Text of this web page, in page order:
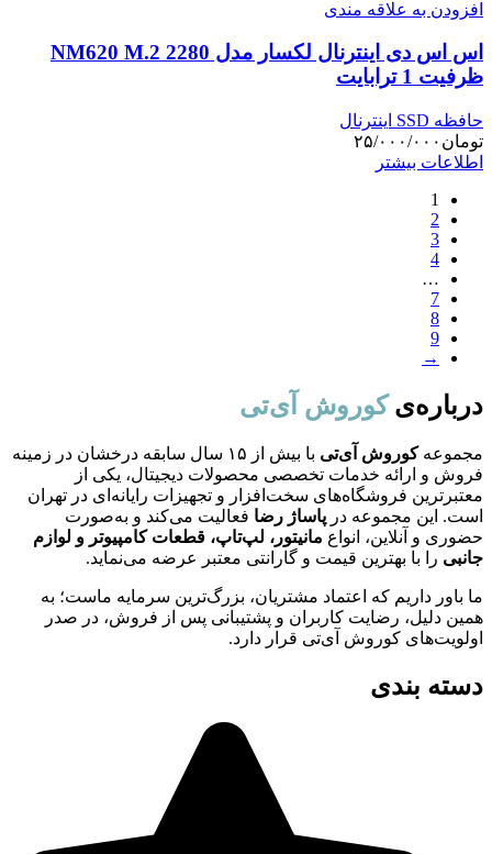
افزودن به علاقه مندی
اس اس دی اینترنال لکسار مدل NM620 M.2 2280
ظرفیت 1 ترابایت
حافظه SSD اینترنال
تومان ۲۵/۰۰۰/۰۰۰
اطلاعات بیشتر
1
2
3
4
…
7
8
9
→
درباره‌یکوروش آی‌تی
مجموعهکوروش آی‌تی
با بیش از ۱۵ سال سابقه درخشان در زمینه
فروش و ارائه خدمات تخصصی محصولات دیجیتال، یکی از
معتبرترین فروشگاه‌های سخت‌افزار و تجهیزات رایانه‌ای در تهران
است. این مجموعه در پاساژ رضا فعالیت می‌کند و به‌صورت
حضوری و آنلاین، انواع مانیتور، لپ‌تاپ، قطعات کامپیوتر و لوازم
جانبی را با بهترین قیمت و گارانتی معتبر عرضه می‌نماید.
ما باور داریم که اعتماد مشتریان، بزرگ‌ترین سرمایه ماست؛ به
همین دلیل، رضایت کاربران و پشتیبانی پس از فروش، در صدر
اولویت‌های کوروش آی‌تی قرار دارد.
دسته بندی